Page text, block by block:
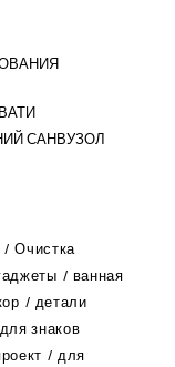
САНВУЗОЛ
Очистка
ванная
детали
знаков
для